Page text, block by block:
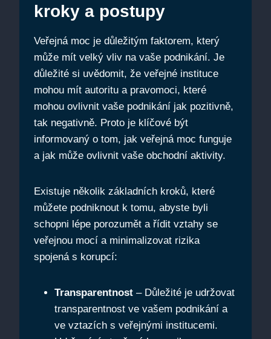
kroky a postupy
Veřejná moc je důležitým faktorem, který
může mít velký vliv na vaše podnikání. Je
důležité si uvědomit, že veřejné instituce
mohou mít autoritu a pravomoci, které
mohou ovlivnit vaše podnikání jak pozitivně,
tak negativně. Proto je klíčové být
informovaný o tom, jak veřejná moc funguje
a jak může ovlivnit vaše obchodní aktivity.
Existuje několik základních kroků, které
můžete podniknout k tomu, abyste byli
schopni lépe porozumět a řídit vztahy se
veřejnou mocí a minimalizovat rizika
spojená s korupcí:
Transparentnost – Důležité je udržovat
transparentnost ve vašem podnikání a
ve vztazích s veřejnými institucemi.